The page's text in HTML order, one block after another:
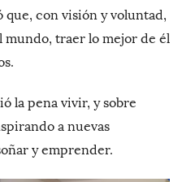
que, con visión y voluntad,
mundo, traer lo mejor de él
la pena vivir, y sobre
a nuevas
y emprender.